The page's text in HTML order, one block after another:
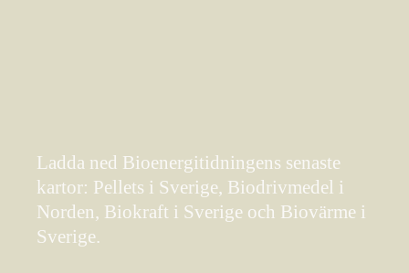
Ladda ned Bioenergitidningens senaste
kartor: Pellets i Sverige, Biodrivmedel i
Norden, Biokraft i Sverige och Biovärme i
Sverige.